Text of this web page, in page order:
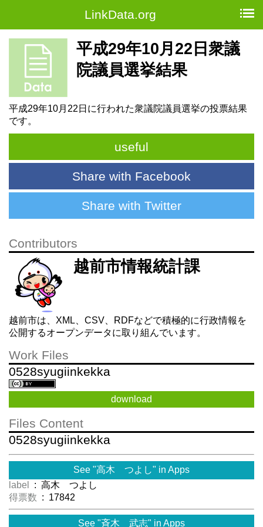
LinkData.org
平成29年10月22日衆議
院議員選挙結果
平成29年10月22日に行われた衆議院議員選挙の投票結果
です。
useful
Share with Facebook
Share with Twitter
Contributors
越前市情報統計課
越前市は、XML、CSV、RDFなどで積極的に行政情報を
公開するオープンデータに取り組んでいます。
Work Files
0528syugiinkekka
download
Files Content
0528syugiinkekka
See "高木 つよし" in Apps
label
: 高木 つよし
得票数 : 17842
See "斉木 武志" in Apps